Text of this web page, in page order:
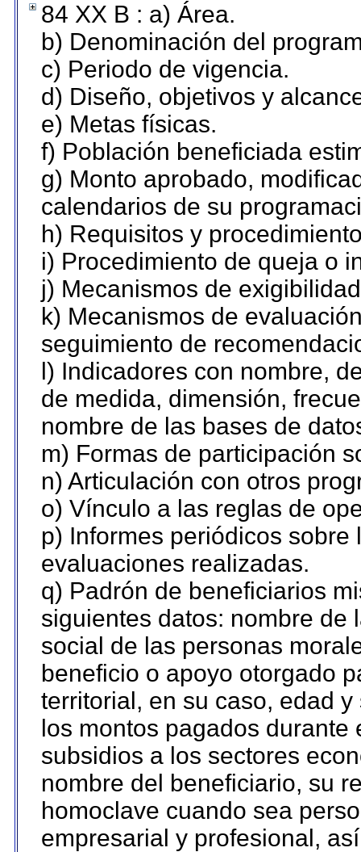
84 XX B : a) Área.
b) Denominación del
c) Periodo de vigencia.
d) Diseño, objetivos y
e) Metas físicas.
f) Población beneficiada
g) Monto aprobado,
calendarios de su
h) Requisitos y
i) Procedimiento de queja o
j) Mecanismos de
k) Mecanismos de
seguimiento de
l) Indicadores con nombre,
de medida, dimensión,
nombre de las bases de
m) Formas de participación
n) Articulación con otros
o) Vínculo a las reglas de
p) Informes periódicos
evaluaciones realizadas.
q) Padrón de beneficiarios
siguientes datos: nombre de
social de las personas
beneficio o apoyo otorgado
territorial, en su caso, edad
los montos pagados
subsidios a los sectores
nombre del beneficiario, su
homoclave cuando sea
empresarial y profesional,